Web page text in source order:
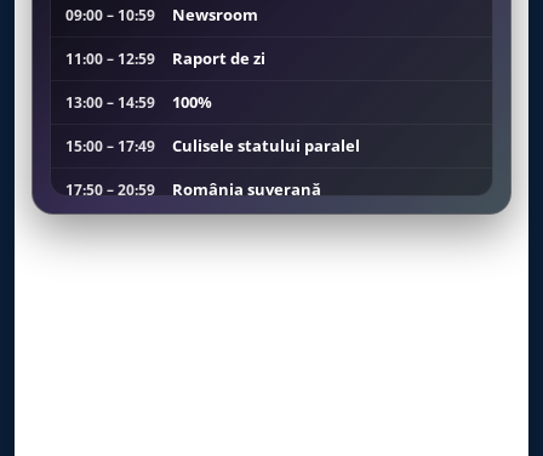
09:00 – 10:59 Newsroom
11:00 – 12:59 Raport de zi
13:00 – 14:59 100%
15:00 – 17:49 Culisele statului paralel
17:50 – 20:59 România suverană
Culisele statului paralel